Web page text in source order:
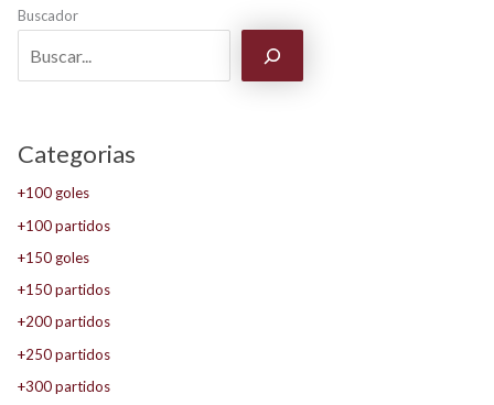
Buscador
Categorias
+100 goles
+100 partidos
+150 goles
+150 partidos
+200 partidos
+250 partidos
+300 partidos